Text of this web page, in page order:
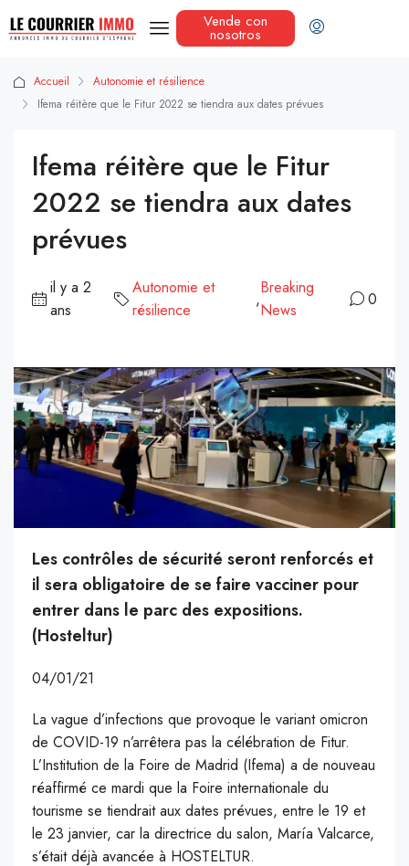
Vende con
nosotros
Accueil
Autonomie et résilience
Ifema réitère que le Fitur 2022 se tiendra aux dates prévues
Ifema réitère que le Fitur
2022 se tiendra aux dates
prévues
il y a 2
ans
Autonomie et
résilience
,
Breaking
News
0
Les contrôles de sécurité seront renforcés et
il sera obligatoire de se faire vacciner pour
entrer dans le parc des expositions.
(Hosteltur)
04/01/21
La vague d’infections que provoque le variant omicron
de COVID-19 n’arrêtera pas la célébration de Fitur.
L’Institution de la Foire de Madrid (Ifema) a de nouveau
réaffirmé ce mardi que la Foire internationale du
tourisme se tiendrait aux dates prévues, entre le 19 et
le 23 janvier, car la directrice du salon, María Valcarce,
s’était déjà avancée à HOSTELTUR.